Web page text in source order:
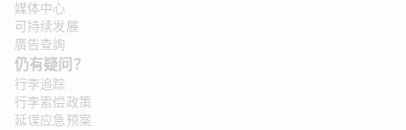
媒体中心
可持续发展
廣告查詢
仍有疑问？
行李追踪
行李索偿政策
延误应急预案